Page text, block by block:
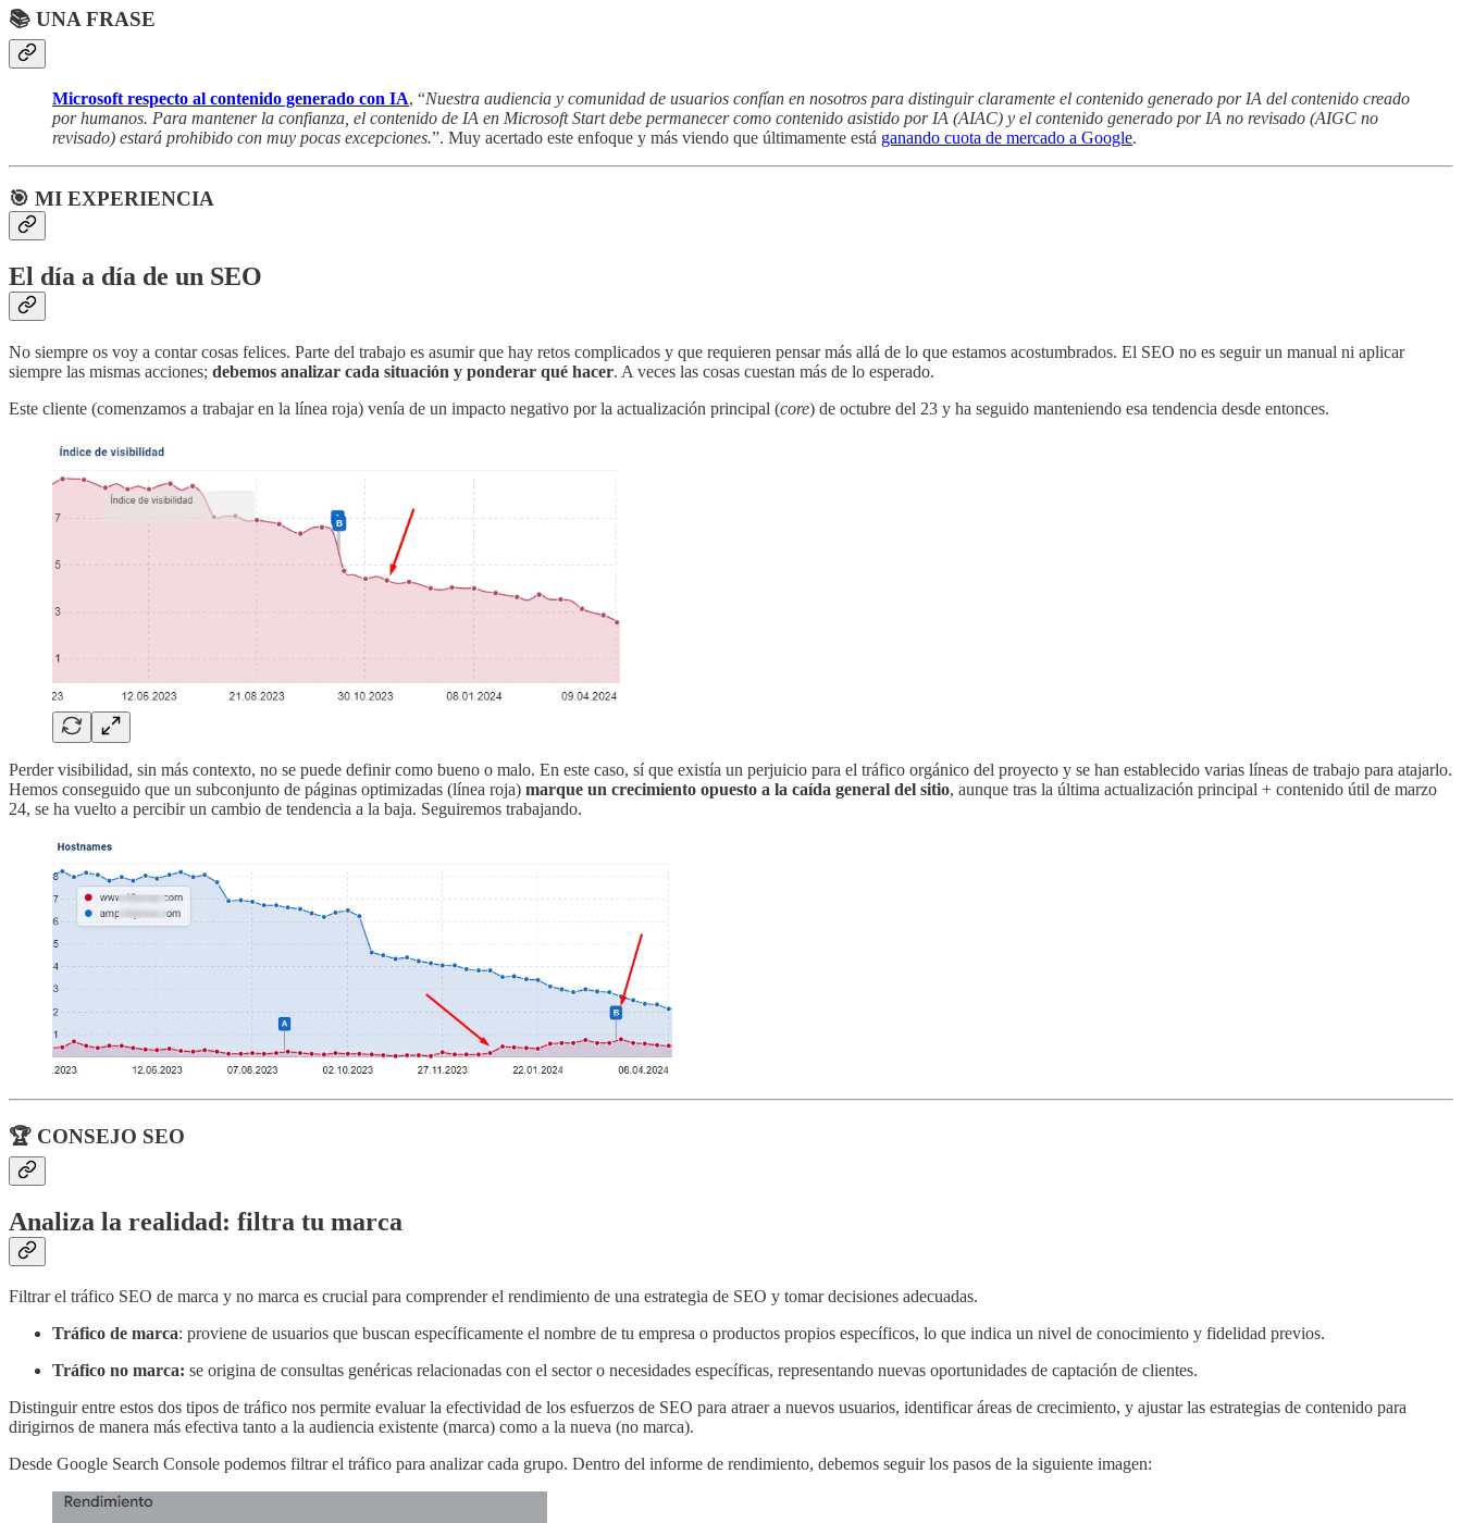
📚 UNA FRASE
Microsoft respecto al contenido generado con IA, “Nuestra audiencia y comunidad de usuarios confían en nosotros para distinguir claramente el contenido generado por IA del contenido creado
por humanos. Para mantener la confianza, el contenido de IA en Microsoft Start debe permanecer como contenido asistido por IA (AIAC) y el contenido generado por IA no revisado (AIGC no
revisado) estará prohibido con muy pocas excepciones.”. Muy acertado este enfoque y más viendo que últimamente está ganando cuota de mercado a Google.
🎯 MI EXPERIENCIA
El día a día de un SEO
No siempre os voy a contar cosas felices. Parte del trabajo es asumir que hay retos complicados y que requieren pensar más allá de lo que estamos acostumbrados. El SEO no es seguir un manual ni aplicar
siempre las mismas acciones; debemos analizar cada situación y ponderar qué hacer. A veces las cosas cuestan más de lo esperado.
Este cliente (comenzamos a trabajar en la línea roja) venía de un impacto negativo por la actualización principal (core) de octubre del 23 y ha seguido manteniendo esa tendencia desde entonces.
Perder visibilidad, sin más contexto, no se puede definir como bueno o malo. En este caso, sí que existía un perjuicio para el tráfico orgánico del proyecto y se han establecido varias líneas de trabajo para atajarlo.
Hemos conseguido que un subconjunto de páginas optimizadas (línea roja) marque un crecimiento opuesto a la caída general del sitio, aunque tras la última actualización principal + contenido útil de marzo
24, se ha vuelto a percibir un cambio de tendencia a la baja. Seguiremos trabajando.
🏆 CONSEJO SEO
Analiza la realidad: filtra tu marca
Filtrar el tráfico SEO de marca y no marca es crucial para comprender el rendimiento de una estrategia de SEO y tomar decisiones adecuadas.
Tráfico de marca: proviene de usuarios que buscan específicamente el nombre de tu empresa o productos propios específicos, lo que indica un nivel de conocimiento y fidelidad previos.
Tráfico no marca: se origina de consultas genéricas relacionadas con el sector o necesidades específicas, representando nuevas oportunidades de captación de clientes.
Distinguir entre estos dos tipos de tráfico nos permite evaluar la efectividad de los esfuerzos de SEO para atraer a nuevos usuarios, identificar áreas de crecimiento, y ajustar las estrategias de contenido para
dirigirnos de manera más efectiva tanto a la audiencia existente (marca) como a la nueva (no marca).
Desde Google Search Console podemos filtrar el tráfico para analizar cada grupo. Dentro del informe de rendimiento, debemos seguir los pasos de la siguiente imagen: